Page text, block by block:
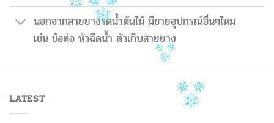
นอกจากสายยางรดน้ำต้นไม้ มีขายอุปกรณ์อื่นๆไหม
เช่น ข้อต่อ หัวฉีดน้ำ ตัวเก็บสายยาง
LATEST